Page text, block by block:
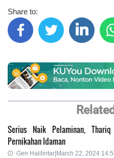
Share to:
Serius Naik Pelaminan,
Pernikahan Idaman
Gen Halilintar|March 22, 2024